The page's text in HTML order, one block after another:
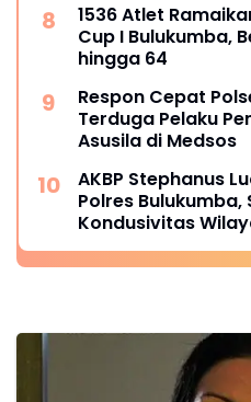
1536 Atlet
Cup I Bulukumba,
hingga 64
Respon Cepat
Terduga Pelaku
Asusila di Medsos
AKBP Stephanus
Polres Bulukumba,
Kondusivitas